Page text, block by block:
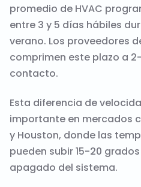
promedio de HVAC
entre 3 y 5 días hábiles
verano. Los proveedores
comprimen este plazo a
contacto.
Esta diferencia de
importante en mercados
y Houston, donde las
pueden subir 15-20
apagado del sistema.